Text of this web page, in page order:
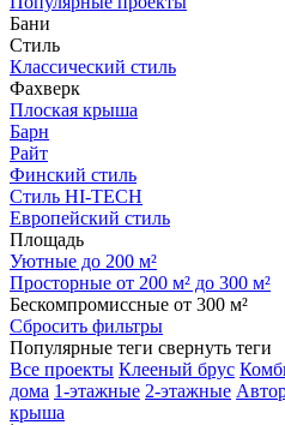
Бани
Стиль
Классический стиль
Фахверк
Плоская крыша
Барн
Райт
Финский стиль
Стиль HI-TECH
Европейский стиль
Площадь
Уютные до 200 м²
Просторные от 200 м² до 300 м²
Бескомпромиссные от 300 м²
Сбросить фильтры
Популярные теги свернуть теги
Все проекты Клееный брус
дома 1-этажные 2-этажные
крыша